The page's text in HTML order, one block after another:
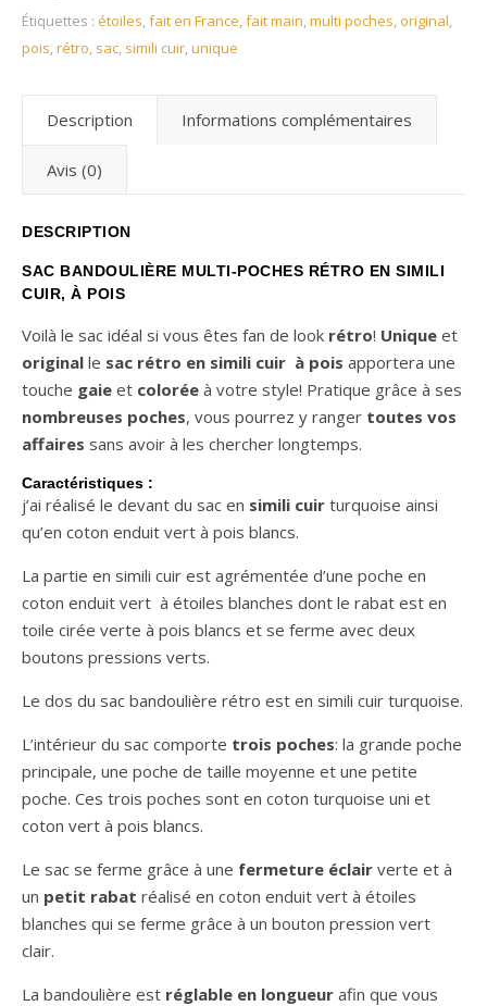
Étiquettes : étoiles,fait en France,fait main,multi poches, original,
pois,rétro, sac, simili cuir,unique
Description Informations complémentaires
Avis (0)
DESCRIPTION
SAC BANDOULIÈRE MULTI-POCHES RÉTRO EN SIMILI
CUIR, À POIS
Voilà le sac idéal si vous êtes fan de look rétro! Unique et
original le sac rétro en simili cuir à pois apportera une
touche gaie et colorée à votre style! Pratique grâce à ses
nombreuses poches, vous pourrez y ranger toutes vos
affaires sans avoir à les chercher longtemps.
Caractéristiques :
j’ai réalisé le devant du sac en simili cuir turquoise ainsi
qu’en coton enduit vert à pois blancs.
La partie en simili cuir est agrémentée d’une poche en
coton enduit vert à étoiles blanches dont le rabat est en
toile cirée verte à pois blancs et se ferme avec deux
boutons pressions verts.
Le dos du sac bandoulière rétro est en simili cuir turquoise.
L’intérieur du sac comporte trois poches: la grande poche
principale, une poche de taille moyenne et une petite
poche. Ces trois poches sont en coton turquoise uni et
coton vert à pois blancs.
Le sac se ferme grâce à une fermeture éclair verte et à
un petit rabat réalisé en coton enduit vert à étoiles
blanches qui se ferme grâce à un bouton pression vert
clair.
La bandoulière est réglable en longueur afin que vous